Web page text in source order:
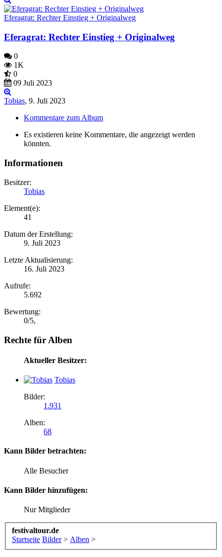
Eferagrat: Rechter Einstieg + Originalweg
Eferagrat: Rechter Einstieg + Originalweg
0
1K
0
09 Juli 2023
Tobias, 9. Juli 2023
Kommentare zum Album
Es existieren keine Kommentare, die angezeigt werden
könnten.
Informationen
Besitzer:
Tobias
Element(e):
41
Datum der Erstellung:
9. Juli 2023
Letzte Aktualisierung:
16. Juli 2023
Aufrufe:
5.692
Bewertung:
0/5,
Rechte für Alben
Aktueller Besitzer:
Tobias
Bilder:
1.931
Alben:
68
Kann Bilder betrachten:
Alle Besucher
Kann Bilder hinzufügen:
Nur Mitglieder
festivaltour.de
Startseite Bilder > Alben >